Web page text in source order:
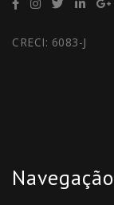
CRECI: 6083-J
Navegação